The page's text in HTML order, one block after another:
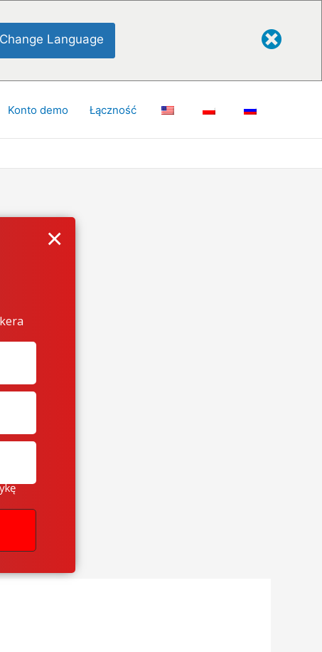
Change Language
Konto demo Łączność
×